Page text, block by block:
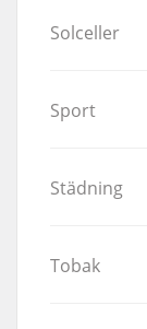
Solceller
Sport
Städning
Tobak